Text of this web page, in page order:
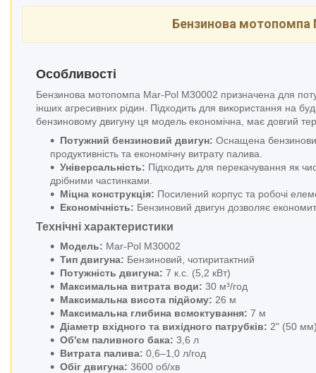
Бензинова мотопомпа
Особливості
Бензинова мотопомпа Mar-Pol M30002 призначена для
інших агресивних рідин. Підходить для використання на
бензиновому двигуну ця модель економічна, має довгий
Потужний бензиновий двигун: Оснащена
продуктивність та економічну витрату палива.
Універсальність: Підходить для перекачування як
дрібними частинками.
Міцна конструкція: Посилений корпус та робочі
Економічність: Бензиновий двигун дозволяє
Технічні характеристики
Модель: Mar-Pol M30002
Тип двигуна: Бензиновий, чотиритактний
Потужність двигуна: 7 к.с. (5,2 кВт)
Максимальна витрата води: 30 м³/год
Максимальна висота підйому: 26 м
Максимальна глибина всмоктування: 7 м
Діаметр вхідного та вихідного патрубків: 2" (50
Об'єм паливного бака: 3,6 л
Витрата палива: 0,6–1,0 л/год
Обіг двигуна: 3600 об/хв